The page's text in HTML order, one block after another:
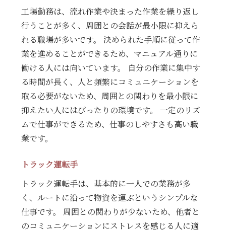
工場勤務は、流れ作業や決まった作業を繰り返し
行うことが多く、周囲との会話が最小限に抑えら
れる職場が多いです。 決められた手順に従って作
業を進めることができるため、マニュアル通りに
働ける人には向いています。 自分の作業に集中す
る時間が長く、人と頻繁にコミュニケーションを
取る必要がないため、周囲との関わりを最小限に
抑えたい人にはぴったりの環境です。 一定のリズ
ムで仕事ができるため、仕事のしやすさも高い職
業です。
トラック運転手
トラック運転手は、基本的に一人での業務が多
く、ルートに沿って物資を運ぶというシンプルな
仕事です。 周囲との関わりが少ないため、他者と
のコミュニケーションにストレスを感じる人に適